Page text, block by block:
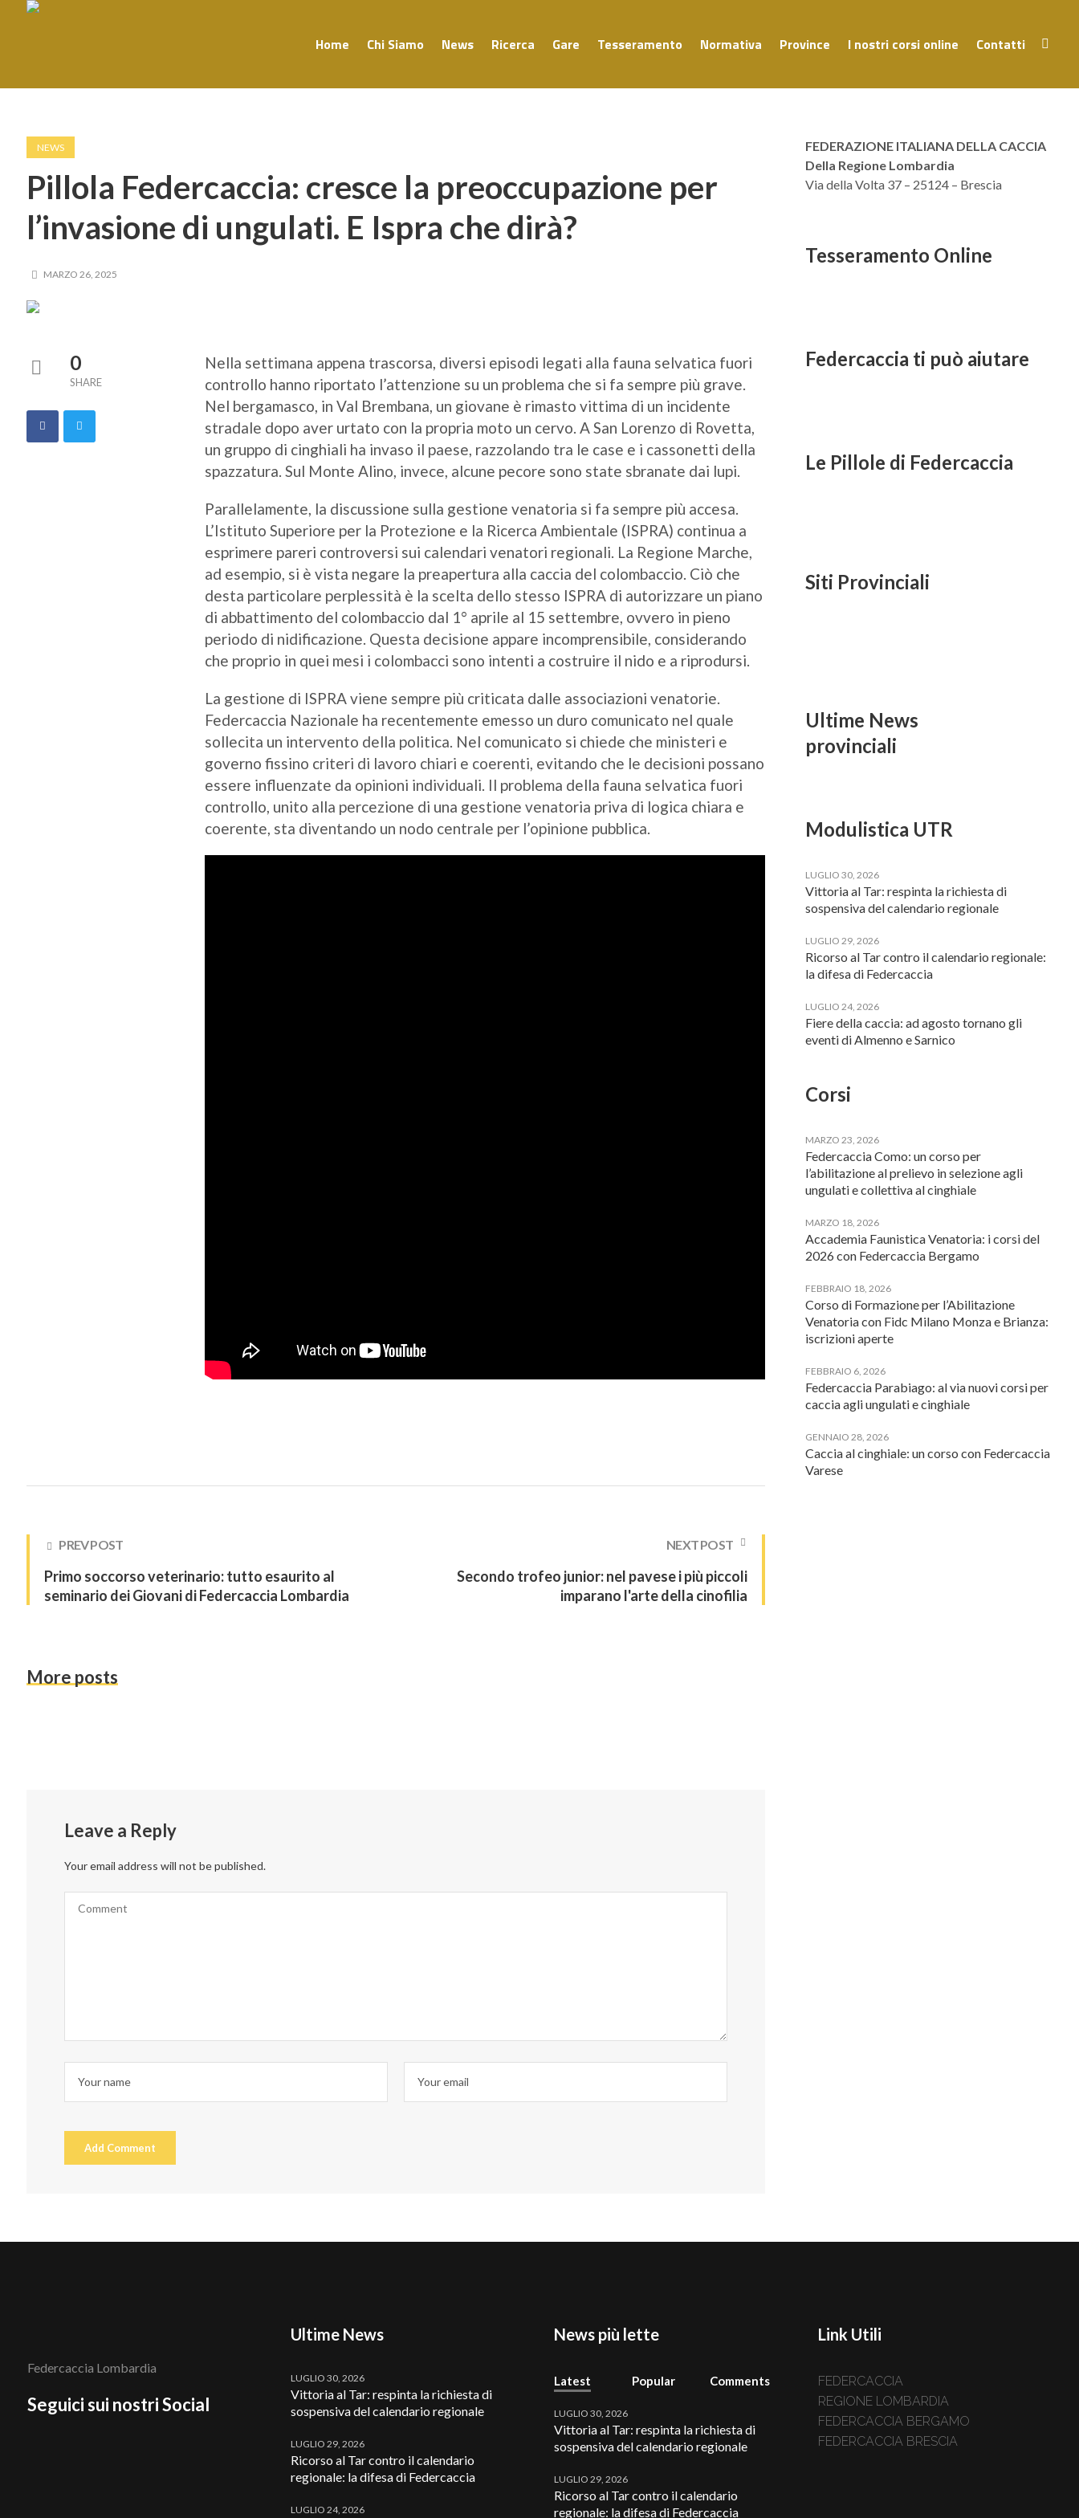
Home Chi Siamo News Ricerca Gare Tesseramento Normativa Province I nostri corsi online Contatti
NEWS
Pillola Federcaccia: cresce la preoccupazione per
l’invasione di ungulati. E Ispra che dirà?
MARZO 26, 2025
0
SHARE
Nella settimana appena trascorsa, diversi episodi legati alla fauna selvatica fuori
controllo hanno riportato l’attenzione su un problema che si fa sempre più grave.
Nel bergamasco, in Val Brembana, un giovane è rimasto vittima di un incidente
stradale dopo aver urtato con la propria moto un cervo. A San Lorenzo di Rovetta,
un gruppo di cinghiali ha invaso il paese, razzolando tra le case e i cassonetti della
spazzatura. Sul Monte Alino, invece, alcune pecore sono state sbranate dai lupi.
Parallelamente, la discussione sulla gestione venatoria si fa sempre più accesa.
L’Istituto Superiore per la Protezione e la Ricerca Ambientale (ISPRA) continua a
esprimere pareri controversi sui calendari venatori regionali. La Regione Marche,
ad esempio, si è vista negare la preapertura alla caccia del colombaccio. Ciò che
desta particolare perplessità è la scelta dello stesso ISPRA di autorizzare un piano
di abbattimento del colombaccio dal 1° aprile al 15 settembre, ovvero in pieno
periodo di nidificazione. Questa decisione appare incomprensibile, considerando
che proprio in quei mesi i colombacci sono intenti a costruire il nido e a riprodursi.
La gestione di ISPRA viene sempre più criticata dalle associazioni venatorie.
Federcaccia Nazionale ha recentemente emesso un duro comunicato nel quale
sollecita un intervento della politica. Nel comunicato si chiede che ministeri e
governo fissino criteri di lavoro chiari e coerenti, evitando che le decisioni possano
essere influenzate da opinioni individuali. Il problema della fauna selvatica fuori
controllo, unito alla percezione di una gestione venatoria priva di logica chiara e
coerente, sta diventando un nodo centrale per l’opinione pubblica.
PREV POST
Primo soccorso veterinario: tutto esaurito al
seminario dei Giovani di Federcaccia Lombardia
NEXT POST
Secondo trofeo junior: nel pavese i più piccoli
imparano l'arte della cinofilia
More posts
Leave a Reply
Your email address will not be published.
FEDERAZIONE ITALIANA DELLA CACCIA
Della Regione Lombardia
Via della Volta 37 – 25124 – Brescia
Tesseramento Online
Federcaccia ti può aiutare
Le Pillole di Federcaccia
Siti Provinciali
Ultime News
provinciali
Modulistica UTR
LUGLIO 30, 2026
Vittoria al Tar: respinta la richiesta di
sospensiva del calendario regionale
LUGLIO 29, 2026
Ricorso al Tar contro il calendario regionale:
la difesa di Federcaccia
LUGLIO 24, 2026
Fiere della caccia: ad agosto tornano gli
eventi di Almenno e Sarnico
Corsi
MARZO 23, 2026
Federcaccia Como: un corso per
l’abilitazione al prelievo in selezione agli
ungulati e collettiva al cinghiale
MARZO 18, 2026
Accademia Faunistica Venatoria: i corsi del
2026 con Federcaccia Bergamo
FEBBRAIO 18, 2026
Corso di Formazione per l’Abilitazione
Venatoria con Fidc Milano Monza e Brianza:
iscrizioni aperte
FEBBRAIO 6, 2026
Federcaccia Parabiago: al via nuovi corsi per
caccia agli ungulati e cinghiale
GENNAIO 28, 2026
Caccia al cinghiale: un corso con Federcaccia
Varese
Federcaccia Lombardia
Seguici sui nostri Social
Ultime News
LUGLIO 30, 2026
Vittoria al Tar: respinta la richiesta di
sospensiva del calendario regionale
LUGLIO 29, 2026
Ricorso al Tar contro il calendario
regionale: la difesa di Federcaccia
LUGLIO 24, 2026
News più lette
Latest Popular Comments
LUGLIO 30, 2026
Vittoria al Tar: respinta la richiesta di
sospensiva del calendario regionale
LUGLIO 29, 2026
Ricorso al Tar contro il calendario
regionale: la difesa di Federcaccia
Link Utili
FEDERCACCIA
REGIONE LOMBARDIA
FEDERCACCIA BERGAMO
FEDERCACCIA BRESCIA